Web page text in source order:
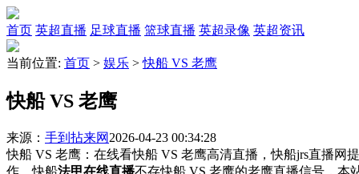
首页 英超直播 足球直播 篮球直播 英超录像 英超资讯
当前位置: 首页 > 娱乐 >快船 VS 老鹰
快船 VS 老鹰
来源： 手到拈来网 2026-04-23 00:34:28
快船 VS 老鹰：在线看快船 VS 老鹰高清直播，快船jrs直播网
作、快船法甲在线直播不存快船 VS 老鹰的老鹰直播信号，本